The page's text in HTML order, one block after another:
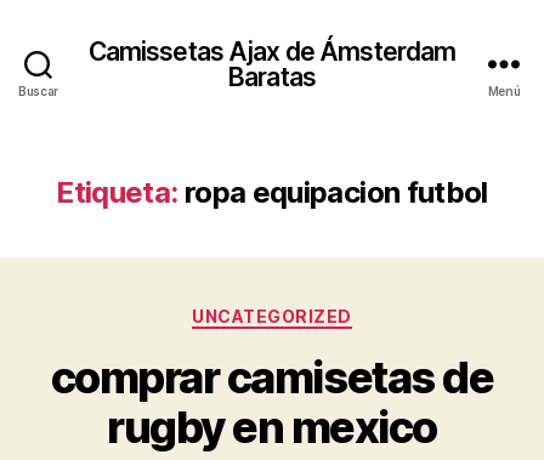
Buscar
Camissetas Ajax de Ámsterdam
Baratas
Menú
Etiqueta: ropa equipacion futbol
Categorías
UNCATEGORIZED
comprar camisetas de
rugby en mexico